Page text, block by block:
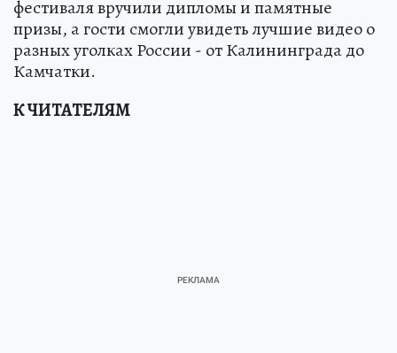
фестиваля вручили дипломы и памятные
призы, а гости смогли увидеть лучшие видео о
разных уголках России - от Калининграда до
Камчатки.
К ЧИТАТЕЛЯМ